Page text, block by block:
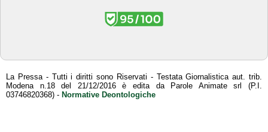
La Pressa - Tutti i diritti sono Riservati - Testata Giornalistica aut. trib.
Modena n.18 del 21/12/2016 è edita da Parole Animate srl (P.I.
03746820368) - Normative Deontologiche